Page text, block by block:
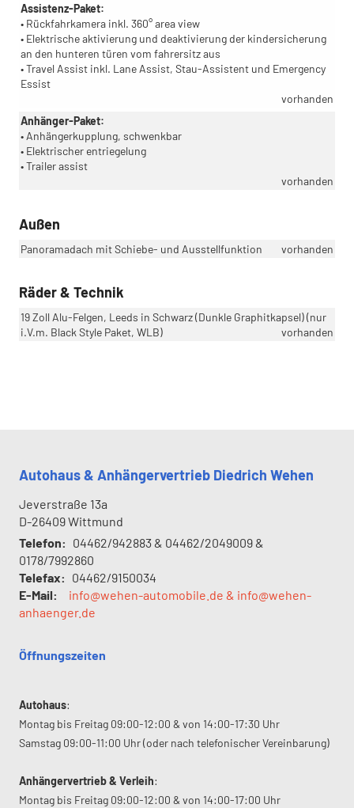
Assistenz-Paket:
• Rückfahrkamera inkl. 360° area view
• Elektrische aktivierung und deaktivierung der kindersicherung
an den hunteren türen vom fahrersitz aus
• Travel Assist inkl. Lane Assist, Stau-Assistent und Emergency
Essist
vorhanden
Anhänger-Paket:
• Anhängerkupplung, schwenkbar
• Elektrischer entriegelung
• Trailer assist
vorhanden
Außen
Panoramadach mit Schiebe- und Ausstellfunktion vorhanden
Räder & Technik
19 Zoll Alu-Felgen, Leeds in Schwarz (Dunkle Graphitkapsel) (nur
i.V.m. Black Style Paket, WLB)
vorhanden
Autohaus & Anhängervertrieb Diedrich Wehen
Jeverstraße 13a
D-26409Wittmund
Telefon: 04462/942883 & 04462/2049009 &
0178/7992860
Telefax: 04462/9150034
E-Mail:
info@wehen-automobile.de & info@wehen-
anhaenger.de
Öffnungszeiten
Autohaus:
Montag bis Freitag 09:00-12:00 & von 14:00-17:30 Uhr
Samstag 09:00-11:00 Uhr (oder nach telefonischer Vereinbarung)
Anhängervertrieb & Verleih:
Montag bis Freitag 09:00-12:00 & von 14:00-17:00 Uhr